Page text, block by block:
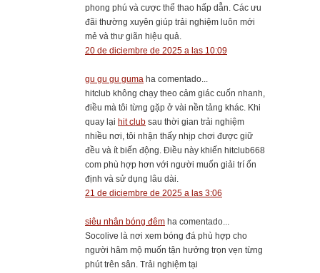
phong phú và cược thể thao hấp dẫn. Các ưu
đãi thường xuyên giúp trải nghiệm luôn mới
mẻ và thư giãn hiệu quả.
20 de diciembre de 2025 a las 10:09
gu gu gu guma ha comentado...
hitclub không chạy theo cảm giác cuốn nhanh,
điều mà tôi từng gặp ở vài nền tảng khác. Khi
quay lại hit club sau thời gian trải nghiệm
nhiều nơi, tôi nhận thấy nhịp chơi được giữ
đều và ít biến động. Điều này khiến hitclub668
com phù hợp hơn với người muốn giải trí ổn
định và sử dụng lâu dài.
21 de diciembre de 2025 a las 3:06
siêu nhân bóng đêm ha comentado...
Socolive là nơi xem bóng đá phù hợp cho
người hâm mộ muốn tận hưởng trọn vẹn từng
phút trên sân. Trải nghiệm tại